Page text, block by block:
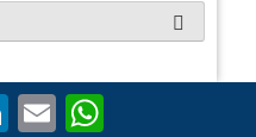
Li
E